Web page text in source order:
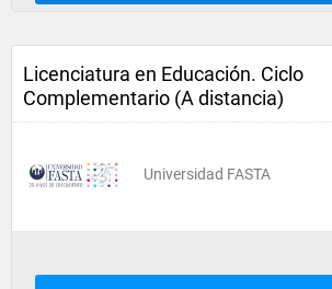
Licenciatura en Educación. Ciclo
Complementario (A distancia)
Universidad FASTA